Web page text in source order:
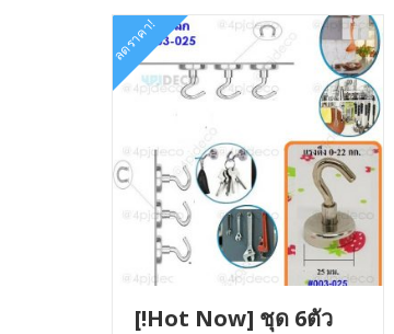
ลดราคา!
[!Hot Now] ชุด 6ตัว